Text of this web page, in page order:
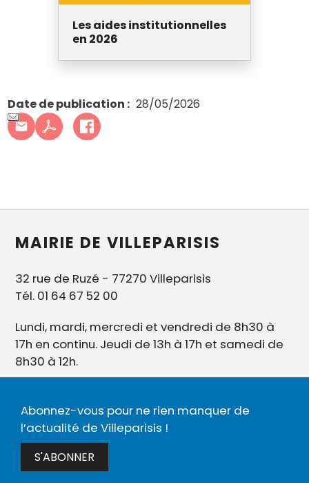
Les aides institutionnelles
en 2026
Date de publication 28/05/2026
MAIRIE DE VILLEPARISIS
32 rue de Ruzé - 77270 Villeparisis
Tél. 01 64 67 52 00
Lundi, mardi, mercredi et vendredi de 8h30 à
17h en continu. Jeudi de 13h à 17h et samedi de
8h30 à 12h.
Abonnez-vous pour ne rien manquer de
l’actualité de Villeparisis !
S'ABONNER